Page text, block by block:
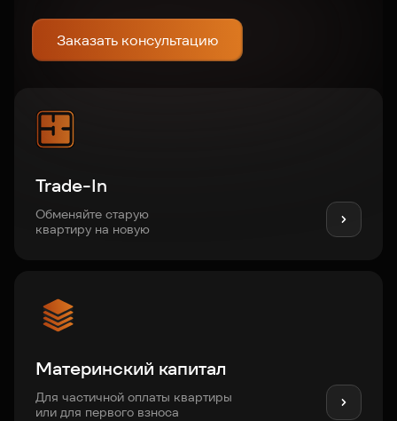
Заказать консультацию
Trade-In
Обменяйте старую
квартиру на новую
Материнский капитал
Для частичной оплаты квартиры
или для первого взноса